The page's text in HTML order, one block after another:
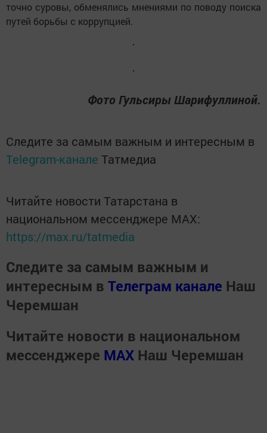
точ­но су­ро­вы, об­ме­ня­лись мне­ни­я­ми по по­во­ду по­ис­ка
пу­тей борь­бы с кор­руп­ци­ей.
Фото Гульсиры Шарифуллиной.
Следите за самым важным и интересным в
Telegram-канале Татмедиа
Читайте новости Татарстана в
национальном мессенджере MАХ:
https://max.ru/tatmedia
Следите за самым важным и
интересным в Телеграм канале Наш
Черемшан
Читайте новости в национальном
мессенджере MАХ Наш Черемшан